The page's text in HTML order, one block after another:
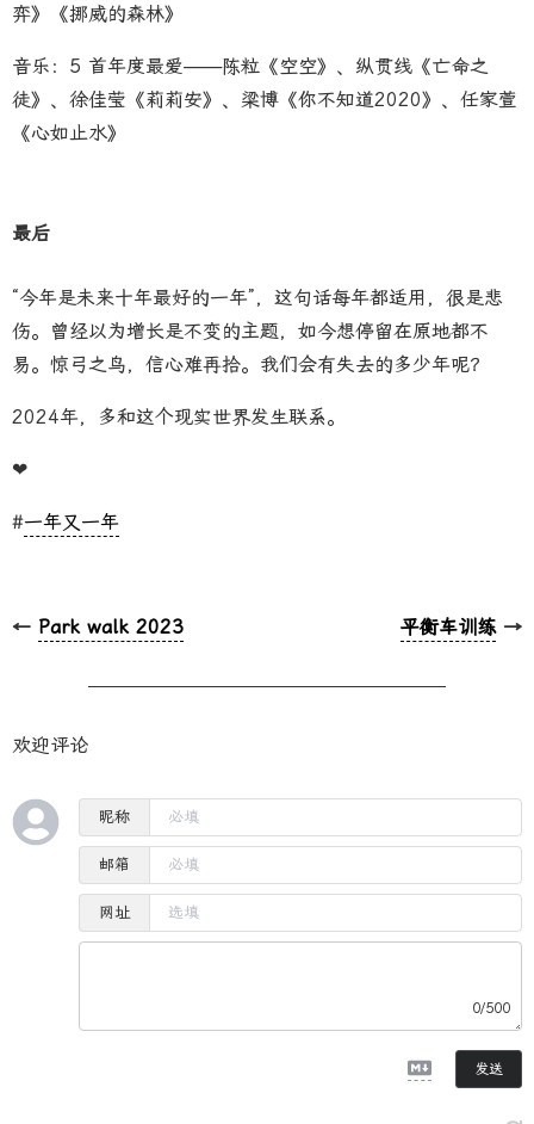
弈》《挪威的森林》
音乐：5 首年度最爱——陈粒《空空》、纵贯线《亡命之
徒》、徐佳莹《莉莉安》、梁博《你不知道2020》、任家萱
《心如止水》
最后
“今年是未来十年最好的一年”，这句话每年都适用，很是悲
伤。曾经以为增长是不变的主题，如今想停留在原地都不
易。惊弓之鸟，信心难再拾。我们会有失去的多少年呢？
2024年，多和这个现实世界发生联系。
❤
#一年又一年
← Park walk 2023 平衡车训练→
欢迎评论
昵称
邮箱
网址
0/500
发送